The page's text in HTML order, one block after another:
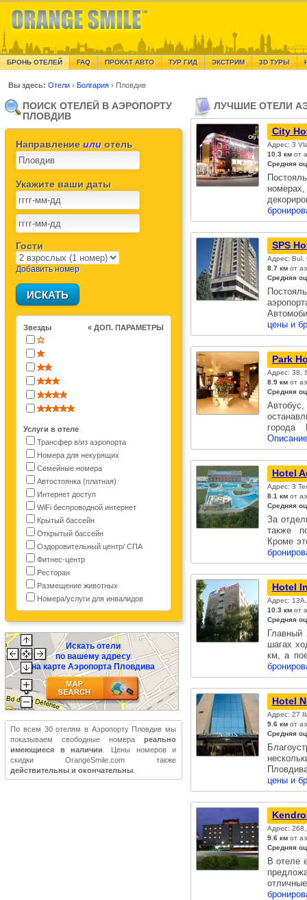
БРОНЬ ОТЕЛЕЙ FAQ ПРОКАТ АВТО ТУР ГИД ЭКСТРИМ 3D ТУРЫ
Вы здесь: Отели›Болгария› Пловдив
ПОИСК ОТЕЛЕЙ В АЭРОПОРТУ
ПЛОВДИВ
Направлениеилиотель
Укажите ваши даты
Гости
Добавить номер
Звезды « ДОП. ПАРАМЕТРЫ
Услуги в отеле
Трансфер в/из аэропорта
Номера для некурящих
Семейные номера
Автостоянка (платная)
Интернет доступ
WiFi беспроводной интернет
Крытый бассейн
Открытый бассейн
Оздоровительный центр/ СПА
Фитнес-центр
Ресторан
Размещение животных
Номера/услуги для инвалидов
Искать отели
по вашему адресу
на карте Аэропорта Пловдива
По всем 30 отелям в Аэропорту Пловдив мы
показываем свободные номерареально
имеющиеся в наличии
. Цены номеров и
скидки OrangeSmile.com также
действительны и окончательны
ЛУЧШИЕ ОТЕЛИ
City
Адрес: 3
10.3 кмот
Средняя
SPS
Адрес: Bul.
8.7 кмот
Средняя
цены и
Park
Адрес: 38,
8.9 кмот
Средняя
города
Hotel
Адрес: 3
8.1 кмот
Средняя
За
также
Кроме
Hotel
Адрес:
10.3 кмот
Средняя
Главный
шагах
км, а
Hotel
Адрес: 27
9.6 кмот
Средняя
цены и
Адрес:
9.6 кмот
Средняя
В отеле